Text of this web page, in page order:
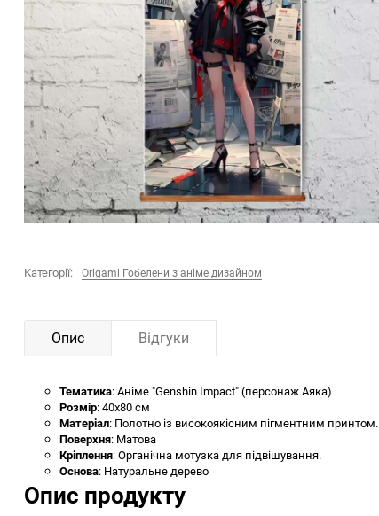
Категорії: Origami Гобелени з аніме дизайном
Опис Відгуки
Тематика: Аніме "Genshin Impact" (персонаж Аяка)
Розмір: 40x80 см
Матеріал: Полотно із високоякісним пігментним принтом.
Поверхня: Матова
Кріплення: Органічна мотузка для підвішування.
Основа: Натуральне дерево
Опис продукту